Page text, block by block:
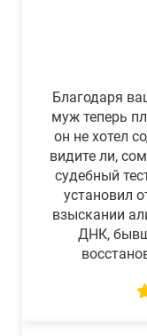
Благодаря
муж теперь
он не хотел
видите ли,
судебный
установил
взыскании
ДНК,